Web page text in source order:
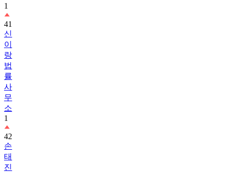
1
41
신
이
랑
법
률
사
무
소
1
42
손
태
진